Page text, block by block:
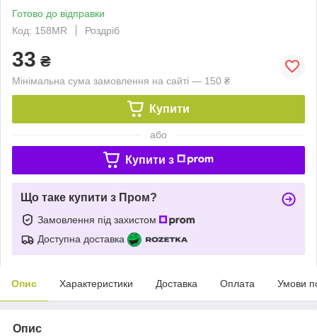
Готово до відправки
Код: 158MR
Роздріб
33 ₴
Мінімальна сума замовлення на сайті — 150 ₴
Купити
або
Купити з
Що таке купити з Пром?
Замовлення під захистом
Доступна доставка
Опис Характеристики Доставка Оплата Умови
Опис